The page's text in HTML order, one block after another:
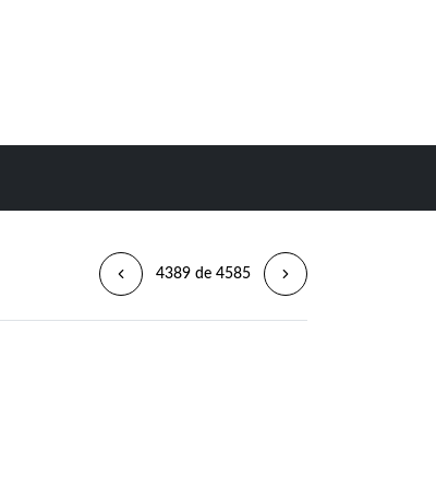
4389 de 4585